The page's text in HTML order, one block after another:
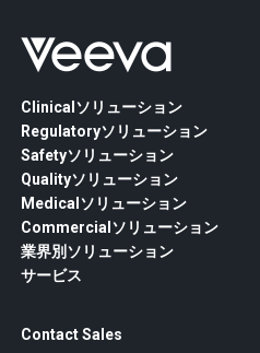
Clinicalソリューション
Regulatoryソリューション
Safetyソリューション
Qualityソリューション
Medicalソリューション
Commercialソリューション
業界別ソリューション
サービス
Contact Sales